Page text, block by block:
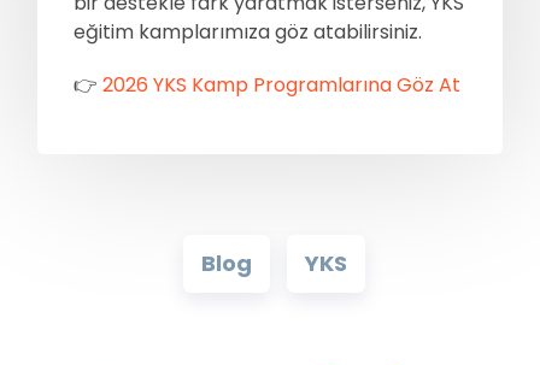
eğitim kamplarımıza göz atabilirsiniz.
👉2026 YKS Kamp Programlarına Göz At
Blog YKS